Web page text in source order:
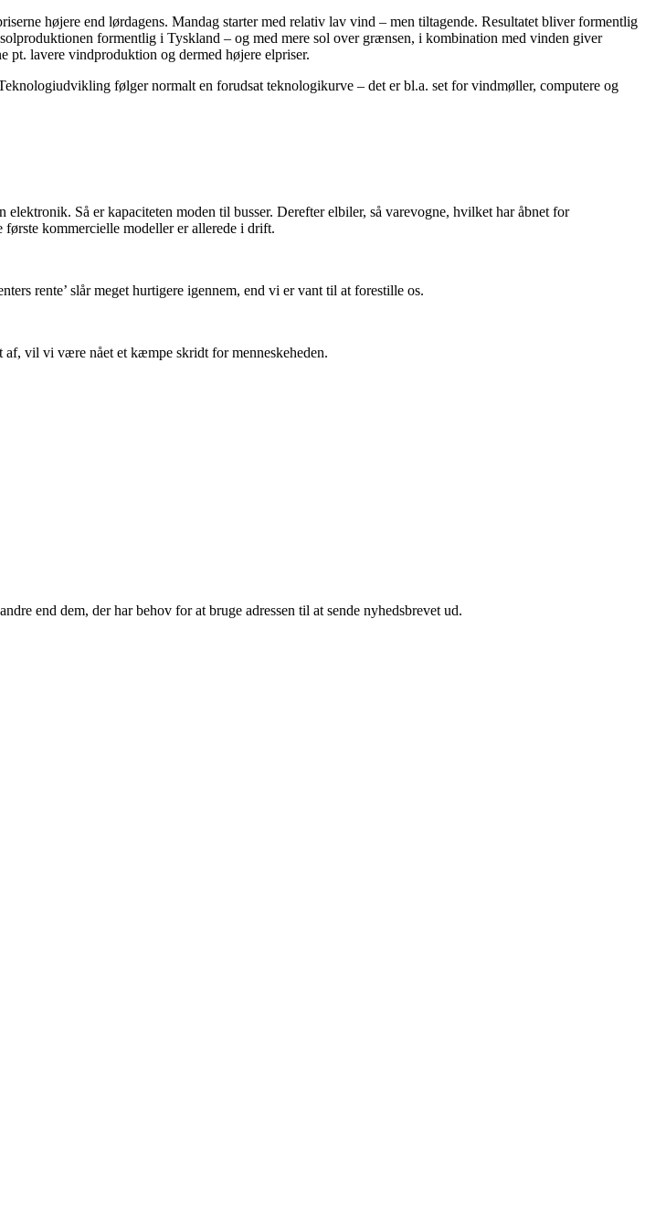
højere end lørdagens. Mandag starter med relativ lav vind – men tiltagende. Resultatet bliver formentlig
formentlig i Tyskland – og med mere sol over grænsen, i kombination med vinden giver
pt. lavere vindproduktion og dermed højere elpriser.
følger normalt en forudsat teknologikurve – det er bl.a. set for vindmøller, computere og
Så er kapaciteten moden til busser. Derefter elbiler, så varevogne, hvilket har åbnet for
kommercielle modeller er allerede i drift.
rente’ slår meget hurtigere igennem, end vi er vant til at forestille os.
vil vi være nået et kæmpe skridt for menneskeheden.
end dem, der har behov for at bruge adressen til at sende nyhedsbrevet ud.